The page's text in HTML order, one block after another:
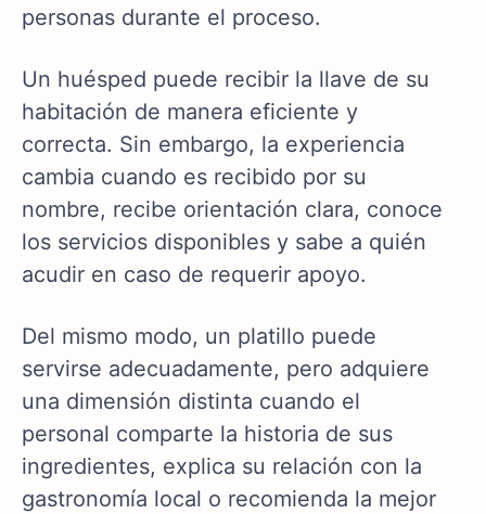
personas durante el proceso.
Un huésped puede recibir la llave de su
habitación de manera eficiente y
correcta. Sin embargo, la experiencia
cambia cuando es recibido por su
nombre, recibe orientación clara, conoce
los servicios disponibles y sabe a quién
acudir en caso de requerir apoyo.
Del mismo modo, un platillo puede
servirse adecuadamente, pero adquiere
una dimensión distinta cuando el
personal comparte la historia de sus
ingredientes, explica su relación con la
gastronomía local o recomienda la mejor